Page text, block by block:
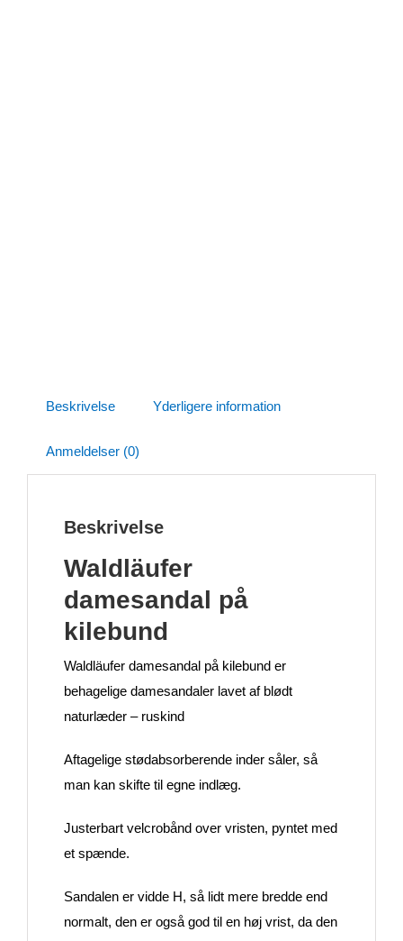
Beskrivelse Yderligere information
Anmeldelser (0)
Beskrivelse
Waldläufer
damesandal på
kilebund
Waldläufer damesandal på kilebund er
behagelige damesandaler lavet af blødt
naturlæder – ruskind
Aftagelige stødabsorberende inder såler, så
man kan skifte til egne indlæg.
Justerbart velcrobånd over vristen, pyntet med
et spænde.
Sandalen er vidde H, så lidt mere bredde end
normalt, den er også god til en høj vrist, da den